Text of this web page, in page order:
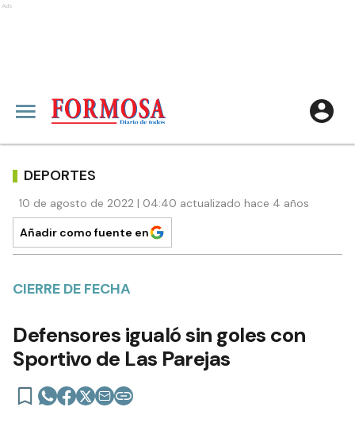
Ads
DEPORTES
10 de agosto de 2022 | 04:40 actualizado hace 4 años
Añadir como fuente en
CIERRE DE FECHA
Defensores igualó sin goles con
Sportivo de Las Parejas